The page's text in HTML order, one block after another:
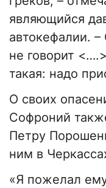
являющийся
автокефалии. –
не говорит
такая: надо
О своих
Софроний
Петру
ним в
«Я пожелал